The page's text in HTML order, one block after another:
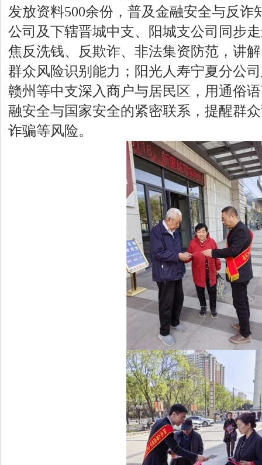
发放资料500余份，普及金融安全与反诈
公司及下辖晋城中支、阳城支公司同步
焦反洗钱、反欺诈、非法集资防范，讲
群众风险识别能力；阳光人寿宁夏分公
赣州等中支深入商户与居民区，用通俗
融安全与国家安全的紧密联系，提醒群
诈骗等风险。